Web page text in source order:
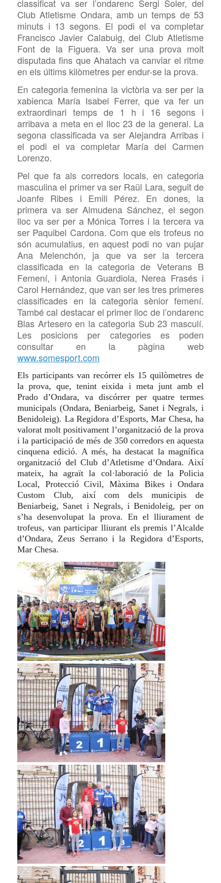
classificat va ser l’ondarenc Sergi Soler, del
Club Atletisme Ondara, amb un temps de 53
minuts i 13 segons. El podi el va completar
Francisco Javier Calabuig, del Club Atletisme
Font de la Figuera. Va ser una prova molt
disputada fins que Ahatach va canviar el ritme
en els últims kilòmetres per endur-se la prova.
En categoria femenina la victòria va ser per la
xabienca María Isabel Ferrer, que va fer un
extraordinari temps de 1 h i 16 segons i
arribava a meta en el lloc 23 de la general. La
segona classificada va ser Alejandra Arribas i
el podi el va completar María del Carmen
Lorenzo.
Pel que fa als corredors locals, en categoria
masculina el primer va ser Raül Lara, seguit de
Joanfe Ribes i Emili Pérez. En dones, la
primera va ser Almudena Sánchez, el segon
lloc va ser per a Mónica Torres i la tercera va
ser Paquibel Cardona. Com que els trofeus no
són acumulatius, en aquest podi no van pujar
Ana Melenchón, ja que va ser la tercera
classificada en la categoria de Veterans B
Femení, i Antonia Guardiola, Nerea Frasés i
Carol Hernández, que van ser les tres primeres
classificades en la categoria sènior femení.
També cal destacar el primer lloc de l’ondarenc
Blas Artesero en la categoria Sub 23 masculí.
Les posicions per categories es poden
consultar en la pàgina web
www.somesport.com
Els participants van recórrer els 15 quilòmetres de
la prova, que, tenint eixida i meta junt amb el
Prado d’Ondara, va discórrer per quatre termes
municipals (Ondara, Beniarbeig, Sanet i Negrals, i
Benidoleig). La Regidora d’Esports, Mar Chesa, ha
valorat molt positivament l’organització de la prova
i la participació de més de 350 corredors en aquesta
cinquena edició. A més, ha destacat la magnífica
organització del Club d’Atletisme d’Ondara. Així
mateix, ha agraït la col·laboració de la Policia
Local, Protecció Civil, Màxima Bikes i Ondara
Custom Club, així com dels municipis de
Beniarbeig, Sanet i Negrals, i Benidoleig, per on
s’ha desenvolupat la prova. En el lliurament de
trofeus, van participar lliurant els premis l’Alcalde
d’Ondara, Zeus Serrano i la Regidora d’Esports,
Mar Chesa.